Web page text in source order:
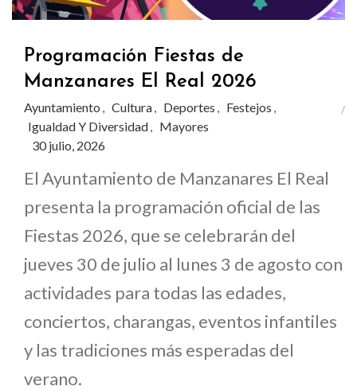
Programación Fiestas de
Manzanares El Real 2026
Ayuntamiento , Cultura, Deportes , Festejos ,
Igualdad Y Diversidad, Mayores
30 julio, 2026
El Ayuntamiento de Manzanares El Real
presenta la programación oficial de las
Fiestas 2026, que se celebrarán del
jueves 30 de julio al lunes 3 de agosto con
actividades para todas las edades,
conciertos, charangas, eventos infantiles
y las tradiciones más esperadas del
verano.